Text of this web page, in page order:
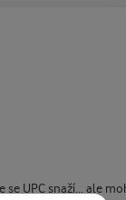
UPC snaží... ale